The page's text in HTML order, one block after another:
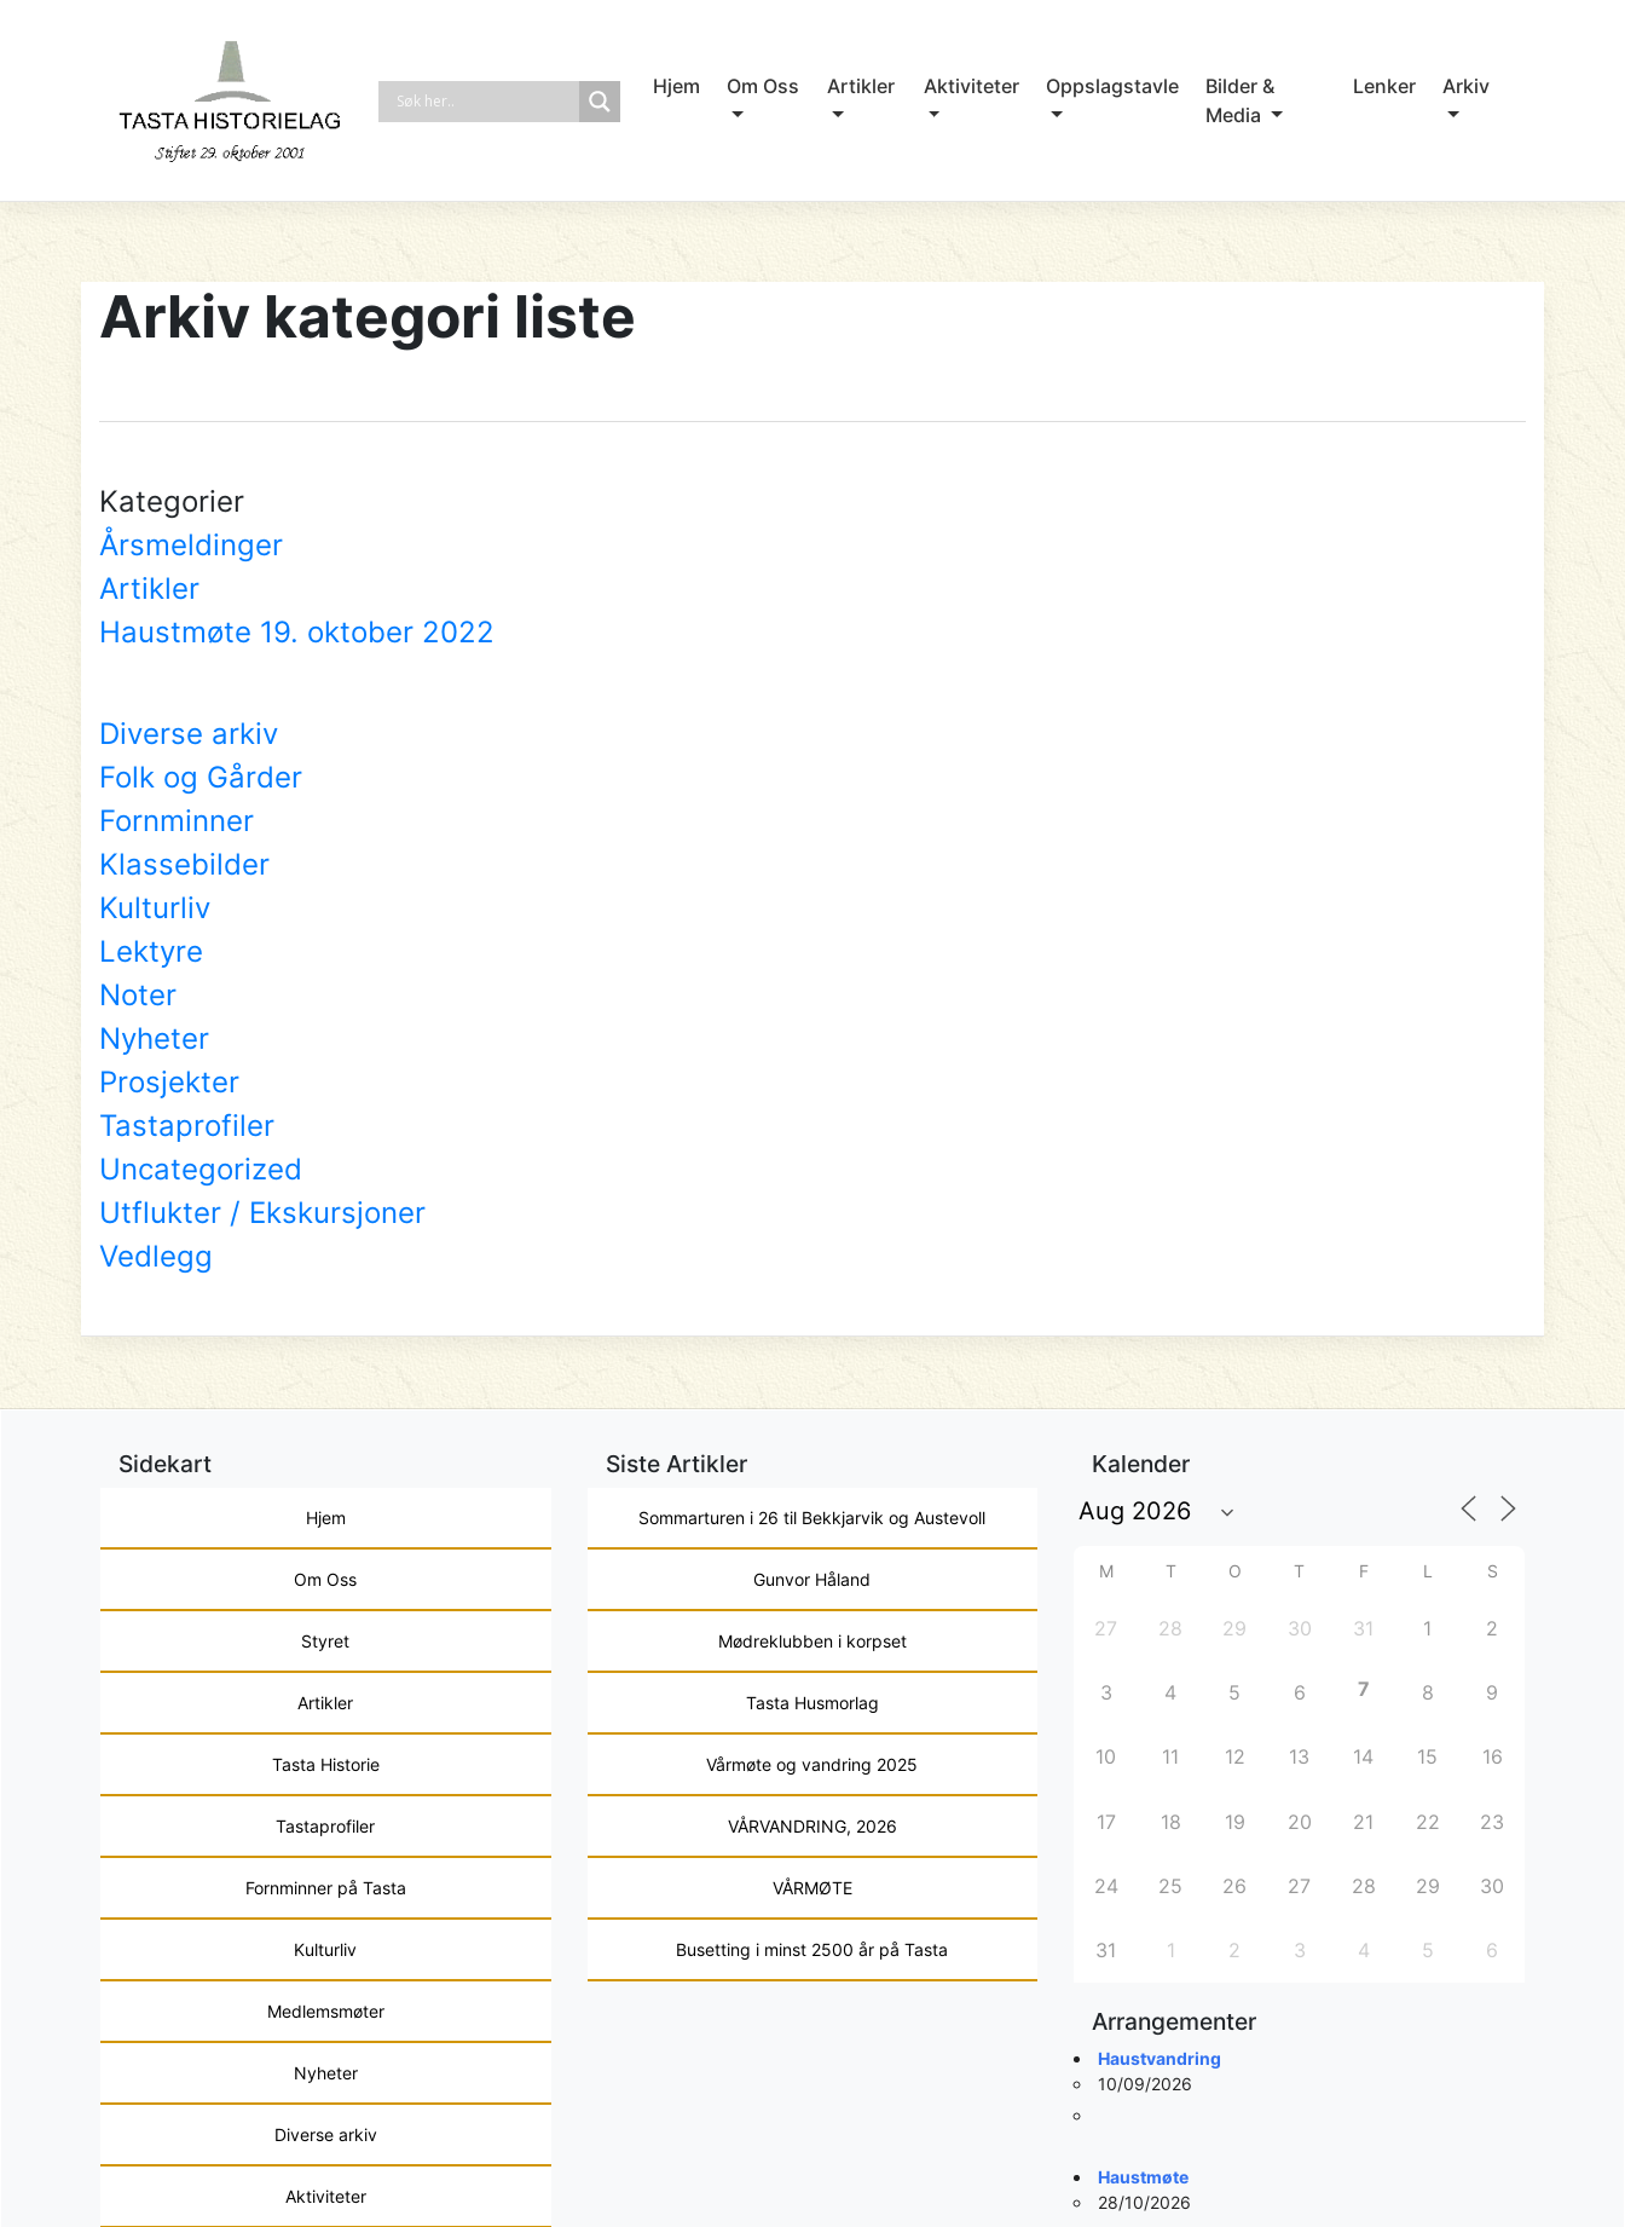
Hjem Om Oss Artikler Aktiviteter Oppslagstavle
Bilder &
Media
Lenker Arkiv
Arkiv kategori liste
Kategorier
Årsmeldinger
Artikler
Haustmøte 19. oktober 2022
Diverse arkiv
Folk og Gårder
Fornminner
Klassebilder
Kulturliv
Lektyre
Noter
Nyheter
Prosjekter
Tastaprofiler
Uncategorized
Utflukter / Ekskursjoner
Vedlegg
Sidekart
Hjem
Om Oss
Styret
Artikler
Tasta Historie
Tastaprofiler
Fornminner på Tasta
Kulturliv
Medlemsmøter
Nyheter
Diverse arkiv
Aktiviteter
Siste Artikler
Sommarturen i 26 til Bekkjarvik og Austevoll
Gunvor Håland
Mødreklubben i korpset
Tasta Husmorlag
Vårmøte og vandring 2025
VÅRVANDRING, 2026
VÅRMØTE
Busetting i minst 2500 år på Tasta
Kalender
M T O T F L S
27 28 29 30 31 1 2
3 4 5 6 7 8 9
10 11 12 13 14 15 16
17 18 19 20 21 22 23
24 25 26 27 28 29 30
31 1 2 3 4 5 6
Arrangementer
Haustvandring
10/09/2026
Haustmøte
28/10/2026